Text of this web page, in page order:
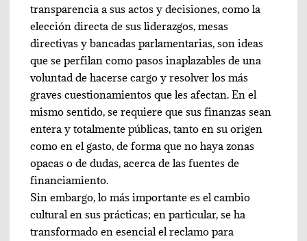
transparencia a sus actos y decisiones, como la
elección directa de sus liderazgos, mesas
directivas y bancadas parlamentarias, son ideas
que se perfilan como pasos inaplazables de una
voluntad de hacerse cargo y resolver los más
graves cuestionamientos que les afectan. En el
mismo sentido, se requiere que sus finanzas sean
entera y totalmente públicas, tanto en su origen
como en el gasto, de forma que no haya zonas
opacas o de dudas, acerca de las fuentes de
financiamiento.
Sin embargo, lo más importante es el cambio
cultural en sus prácticas; en particular, se ha
transformado en esencial el reclamo para